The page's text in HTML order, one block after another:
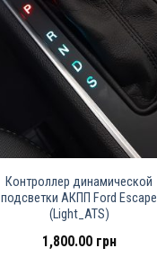
Контроллер динамической
подсветки АКПП Ford Escape
(Light_ATS)
1,800.00 грн